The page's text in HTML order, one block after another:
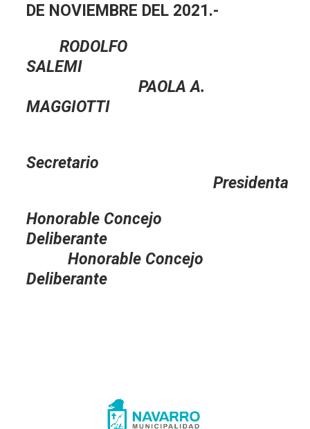
DE NOVIEMBRE DEL 2021.-
RODOLFO
SALEMI
PAOLA A.
MAGGIOTTI
Secretario
Presidenta
Honorable Concejo
Deliberante
Honorable Concejo
Deliberante